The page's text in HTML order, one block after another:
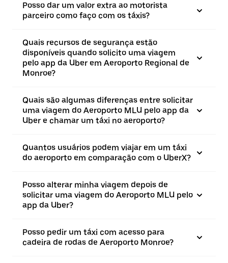
Posso dar um valor extra ao motorista
parceiro como faço com os táxis?
Quais recursos de segurança estão
disponíveis quando solicito uma viagem
pelo app da Uber em Aeroporto Regional de
Monroe?
Quais são algumas diferenças entre solicitar
uma viagem do Aeroporto MLU pelo app da
Uber e chamar um táxi no aeroporto?
Quantos usuários podem viajar em um táxi
do aeroporto em comparação com o UberX?
Posso alterar minha viagem depois de
solicitar uma viagem do Aeroporto MLU pelo
app da Uber?
Posso pedir um táxi com acesso para
cadeira de rodas de Aeroporto Monroe?